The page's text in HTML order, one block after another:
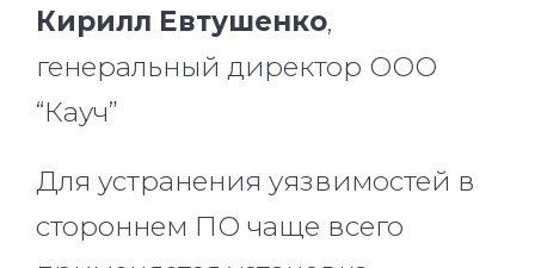
Кирилл Евтушенко,
генеральный директор ООО
“Кауч”
Для устранения уязвимостей в
стороннем ПО чаще всего